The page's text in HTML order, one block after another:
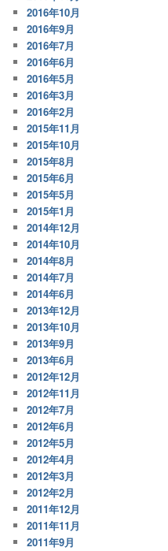
2016年10月
2016年9月
2016年7月
2016年6月
2016年5月
2016年3月
2016年2月
2015年11月
2015年10月
2015年8月
2015年6月
2015年5月
2015年1月
2014年12月
2014年10月
2014年8月
2014年7月
2014年6月
2013年12月
2013年10月
2013年9月
2013年6月
2012年12月
2012年11月
2012年7月
2012年6月
2012年5月
2012年4月
2012年3月
2012年2月
2011年12月
2011年11月
2011年9月